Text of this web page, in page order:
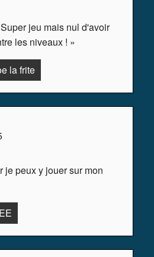
jeu mais nul d'avoir
les niveaux ! »
la frite
je peux y jouer sur mon